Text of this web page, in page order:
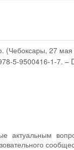
(Чебоксары, 27
5-9500416-1-7. –
актуальным